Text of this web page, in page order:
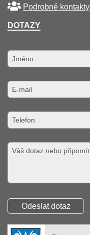
Podrobné kontakty
DOTAZY